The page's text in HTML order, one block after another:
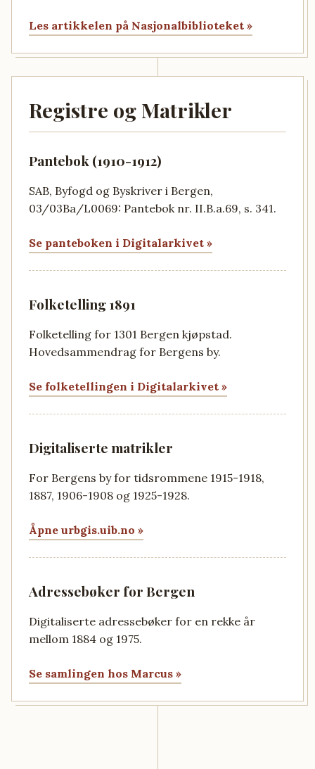
Les artikkelen på Nasjonalbiblioteket »
Registre og Matrikler
Pantebok (1910-1912)
SAB, Byfogd og Byskriver i Bergen,
03/03Ba/L0069: Pantebok nr. II.B.a.69, s. 341.
Se panteboken i Digitalarkivet »
Folketelling 1891
Folketelling for 1301 Bergen kjøpstad.
Hovedsammendrag for Bergens by.
Se folketellingen i Digitalarkivet »
Digitaliserte matrikler
For Bergens by for tidsrommene 1915-1918,
1887, 1906-1908 og 1925-1928.
Åpne urbgis.uib.no »
Adressebøker for Bergen
Digitaliserte adressebøker for en rekke år
mellom 1884 og 1975.
Se samlingen hos Marcus »